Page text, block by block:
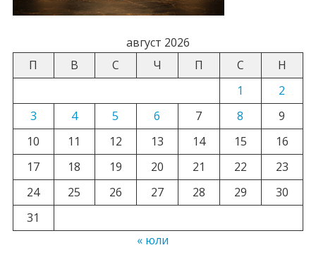
август 2026
П
В С Ч П С
Н
1
2
3
4 5 6 7 8
9
10
11 12 13 14 15
16
17
18 19 20 21 22
23
24
25 26 27 28 29
30
31
« юли